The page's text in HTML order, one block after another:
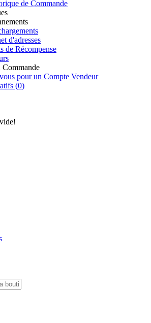
de Commande
d'adresses
de Récompense
Commande
pour un Compte Vendeur
(0)